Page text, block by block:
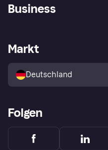
Klarna App
Shops entdecken
Käuferschutzrichtlinie
Business
Händlerportal
Markt
Deutschland
Folgen